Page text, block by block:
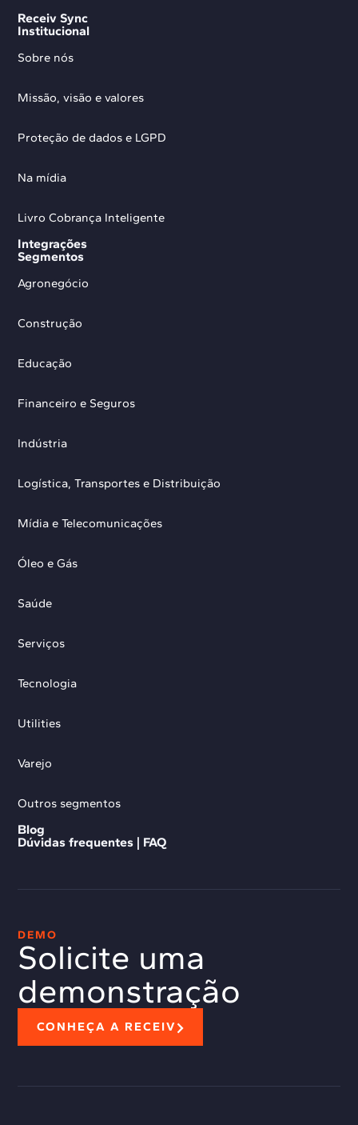
Receiv Sync
Institucional
Sobre nós
Missão, visão e valores
Proteção de dados e LGPD
Na mídia
Livro Cobrança Inteligente
Integrações
Segmentos
Agronegócio
Construção
Educação
Financeiro e Seguros
Indústria
Logística, Transportes e Distribuição
Mídia e Telecomunicações
Óleo e Gás
Saúde
Serviços
Tecnologia
Utilities
Varejo
Outros segmentos
Blog
Dúvidas frequentes | FAQ
DEMO
Solicite uma
demonstração
CONHEÇA A RECEIV